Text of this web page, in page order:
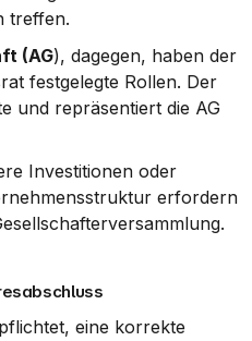
treffen.
(AG), dagegen, haben der
festgelegte Rollen. Der
und repräsentiert die AG
Investitionen oder
erfordern
eine korrekte